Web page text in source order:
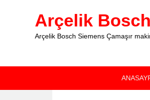
Arçelik
Arçelik Bosch Siemens Çamaşır